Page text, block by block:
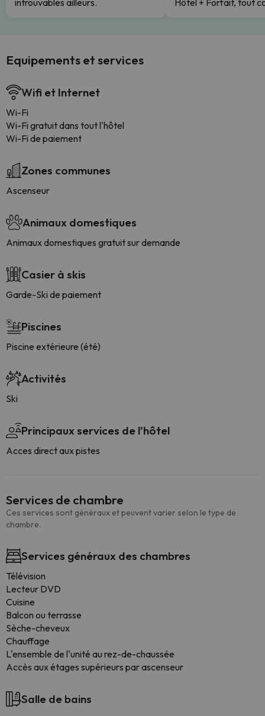
introuvables ailleurs.
Hôtel + Forfait, tout
Equipements et services
Wifi et Internet
Wi-Fi
Wi-Fi gratuit dans tout l'hôtel
Wi-Fi de paiement
Zones communes
Ascenseur
Animaux domestiques
Animaux domestiques gratuit sur demande
Casier à skis
Garde-Ski de paiement
Piscines
Piscine extérieure (été)
Activités
Ski
Principaux services de l'hôtel
Acces direct aux pistes
Services de chambre
Ces services sont généraux et peuvent varier selon le type de
chambre.
Services généraux des chambres
Télévision
Lecteur DVD
Cuisine
Balcon ou terrasse
Sèche-cheveux
Chauffage
L'ensemble de l'unité au rez-de-chaussée
Accès aux étages supérieurs par ascenseur
Salle de bains